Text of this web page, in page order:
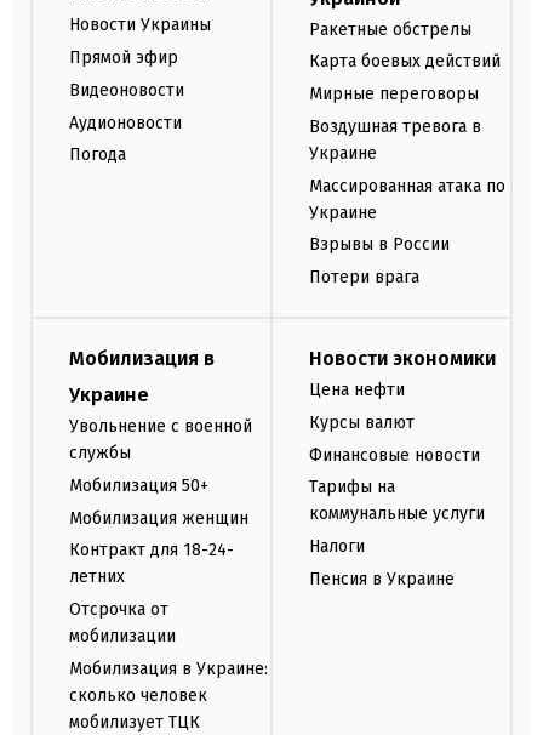
Новости Украины
Прямой эфир
Видеоновости
Аудионовости
Погода
Ракетные обстрелы
Карта боевых действий
Мирные переговоры
Воздушная тревога в
Украине
Массированная атака по
Украине
Взрывы в России
Потери врага
Мобилизация в
Украине
Увольнение с военной
службы
Мобилизация 50+
Мобилизация женщин
Контракт для 18-24-
летних
Отсрочка от
мобилизации
Мобилизация в Украине:
сколько человек
мобилизует ТЦК
Новости экономики
Цена нефти
Курсы валют
Финансовые новости
Тарифы на
коммунальные услуги
Налоги
Пенсия в Украине